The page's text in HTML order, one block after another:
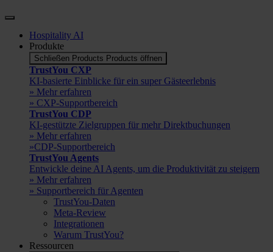
Hospitality AI
Produkte
Schließen Products Products öffnen
TrustYou CXP
KI-basierte Einblicke für ein super Gästeerlebnis
» Mehr erfahren
» CXP-Supportbereich
TrustYou CDP
KI-gestützte Zielgruppen für mehr Direktbuchungen
» Mehr erfahren
»CDP-Supportbereich
TrustYou Agents
Entwickle deine AI Agents, um die Produktivität zu steigern
» Mehr erfahren
» Supportbereich für Agenten
TrustYou-Daten
Meta-Review
Integrationen
Warum TrustYou?
Ressourcen